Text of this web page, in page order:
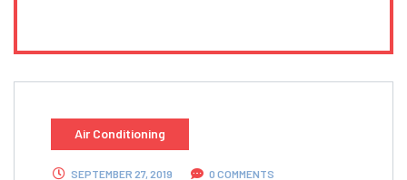
Air Conditioning
SEPTEMBER 27, 2019 0 COMMENTS